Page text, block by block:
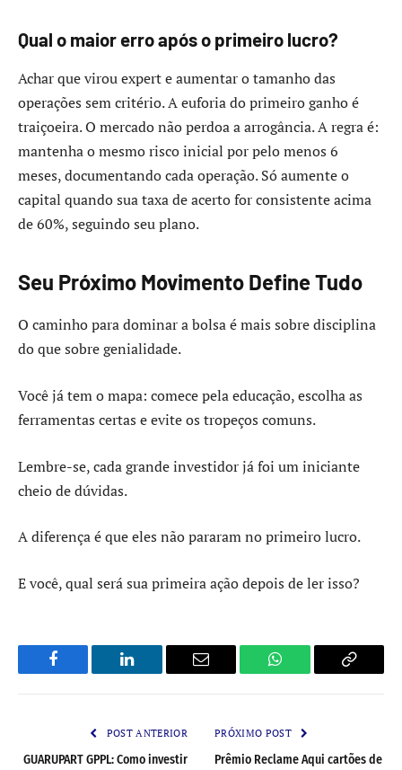
Qual o maior erro após o primeiro lucro?
Achar que virou expert e aumentar o tamanho das
operações sem critério. A euforia do primeiro ganho é
traiçoeira. O mercado não perdoa a arrogância. A regra é:
mantenha o mesmo risco inicial por pelo menos 6
meses, documentando cada operação. Só aumente o
capital quando sua taxa de acerto for consistente acima
de 60%, seguindo seu plano.
Seu Próximo Movimento Define Tudo
O caminho para dominar a bolsa é mais sobre disciplina
do que sobre genialidade.
Você já tem o mapa: comece pela educação, escolha as
ferramentas certas e evite os tropeços comuns.
Lembre-se, cada grande investidor já foi um iniciante
cheio de dúvidas.
A diferença é que eles não pararam no primeiro lucro.
E você, qual será sua primeira ação depois de ler isso?
Facebook LinkedIn Email WhatsApp Copy
POST ANTERIOR
GUARUPART GPPL: Como investir
PRÓXIMO POST
Prêmio Reclame Aqui cartões de